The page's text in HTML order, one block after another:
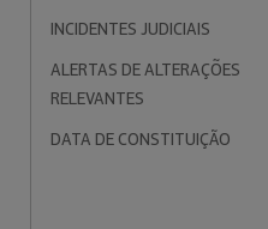
INCIDENTES JUDICIAIS
ALERTAS DE ALTERAÇÕES
RELEVANTES
DATA DE CONSTITUIÇÃO